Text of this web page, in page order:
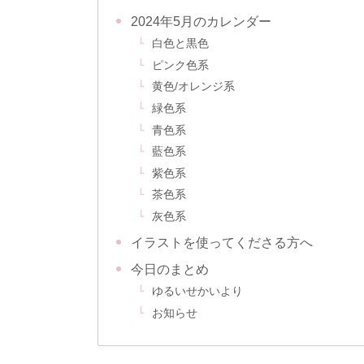
2024年5月のカレンダー
白色と黒色
ピンク色系
黄色/オレンジ系
緑色系
青色系
藍色系
紫色系
茶色系
灰色系
イラストを使ってくださる方へ
今日のまとめ
ゆるいせかいより
お知らせ